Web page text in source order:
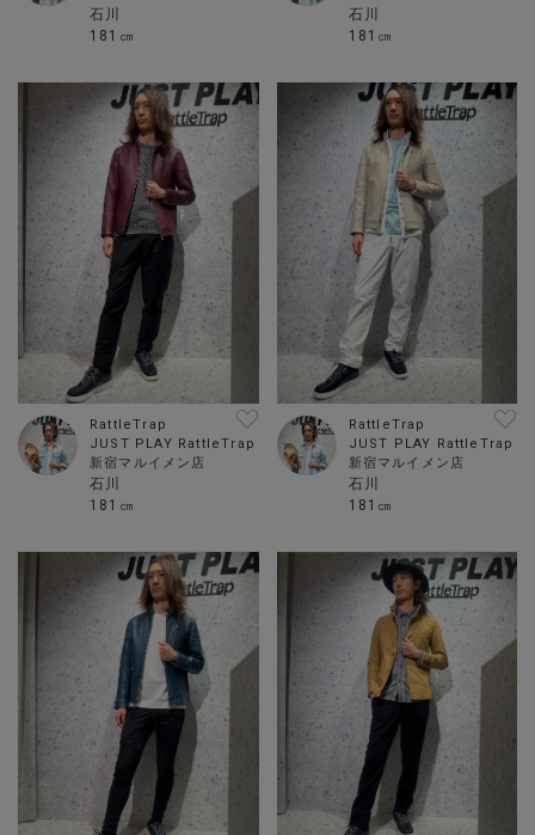
石川
181㎝
石川
181㎝
RattleTrap
JUST PLAY RattleTrap
新宿マルイメン店
石川
181㎝
RattleTrap
JUST PLAY RattleTrap
新宿マルイメン店
石川
181㎝